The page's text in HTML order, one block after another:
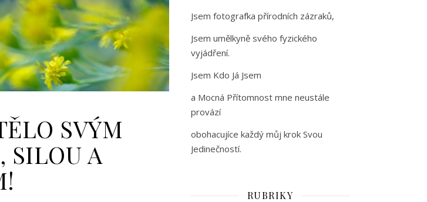
SVÝM
SILOU A
Jsem fotografka přírodních zázraků,
Jsem umělkyně svého fyzického
vyjádření.
Jsem Kdo Já Jsem
a Mocná Přítomnost mne neustále
provází
obohacujíce každý můj krok Svou
Jedinečností.
RUBRIKY